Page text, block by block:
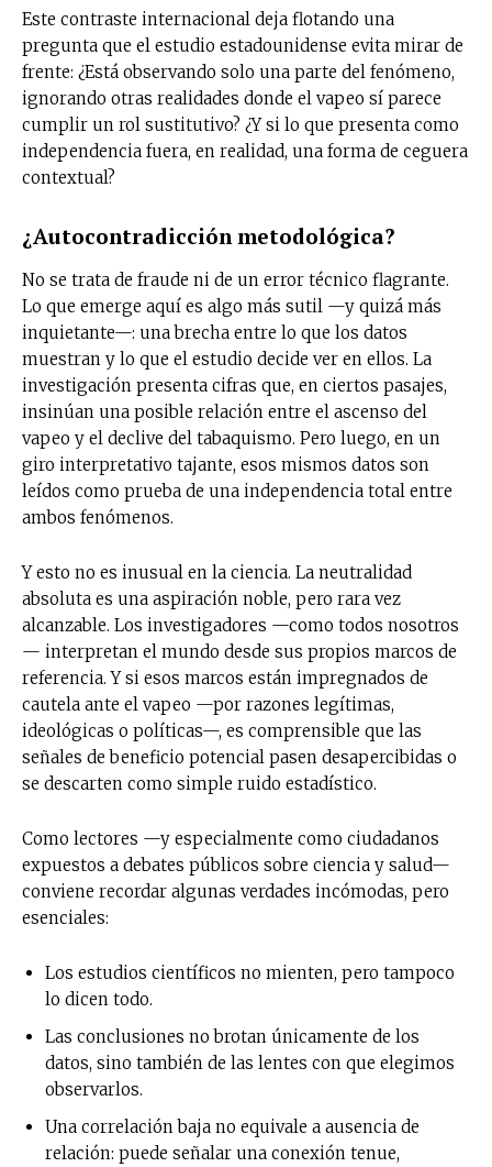
No te pierdas de las
últimas noticias
Este contraste internacional deja flotando una
pregunta que el estudio estadounidense evita mirar de
frente: ¿Está observando solo una parte del fenómeno,
ignorando otras realidades donde el vapeo sí parece
cumplir un rol sustitutivo? ¿Y si lo que presenta como
independencia fuera, en realidad, una forma de ceguera
contextual?
¿Autocontradicción metodológica?
No se trata de fraude ni de un error técnico flagrante.
Lo que emerge aquí es algo más sutil —y quizá más
inquietante—: una brecha entre lo que los datos
muestran y lo que el estudio decide ver en ellos. La
investigación presenta cifras que, en ciertos pasajes,
insinúan una posible relación entre el ascenso del
vapeo y el declive del tabaquismo. Pero luego, en un
giro interpretativo tajante, esos mismos datos son
leídos como prueba de una independencia total entre
ambos fenómenos.
Y esto no es inusual en la ciencia. La neutralidad
absoluta es una aspiración noble, pero rara vez
alcanzable. Los investigadores —como todos nosotros
— interpretan el mundo desde sus propios marcos de
referencia. Y si esos marcos están impregnados de
cautela ante el vapeo —por razones legítimas,
ideológicas o políticas—, es comprensible que las
señales de beneficio potencial pasen desapercibidas o
se descarten como simple ruido estadístico.
Como lectores —y especialmente como ciudadanos
expuestos a debates públicos sobre ciencia y salud—
conviene recordar algunas verdades incómodas, pero
esenciales:
Los estudios científicos no mienten, pero tampoco
lo dicen todo.
Las conclusiones no brotan únicamente de los
datos, sino también de las lentes con que elegimos
observarlos.
Una correlación baja no equivale a ausencia de
relación: puede señalar una conexión tenue,